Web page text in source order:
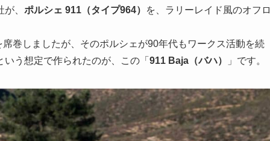
、 ポルシェ 911（タイプ964） を、ラリーレイド風のオフ
巻しましたが、そのポルシェが90年代もワークス活動を続
う想定で作られたのが、この「 911 Baja（バハ） 」です。